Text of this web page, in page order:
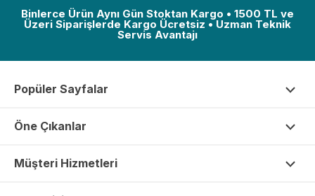
Binlerce Ürün Aynı Gün Stoktan Kargo • 1500 TL ve
Üzeri Siparişlerde Kargo Ücretsiz • Uzman Teknik
Servis Avantajı
Popüler Sayfalar
Öne Çıkanlar
Müşteri Hizmetleri